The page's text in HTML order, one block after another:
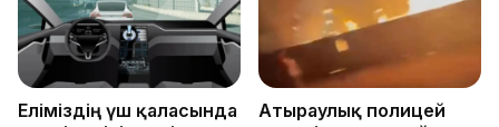
Еліміздің үш қаласында
Атыраулық полицей